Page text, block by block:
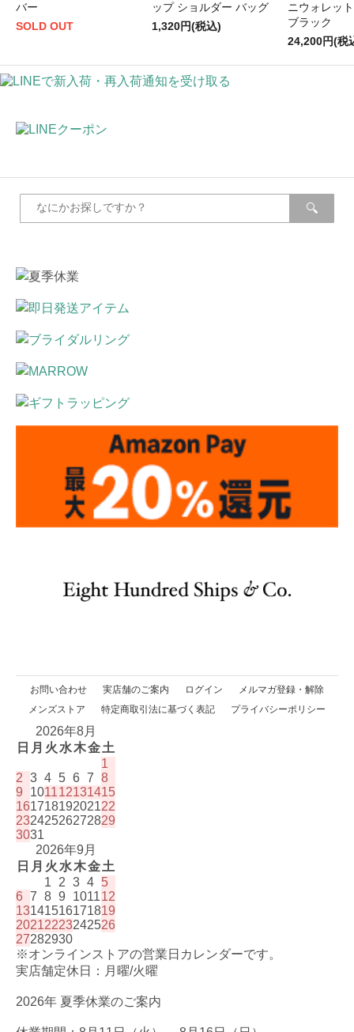
バー
SOLD OUT
ップ ショルダー バッグ
1,320円(税込)
ニウォレッ
ブラック
24,200円(税
お問い合わせ 実店舗のご案内 ログイン
メルマガ登録・解除
メンズストア
特定商取引法に基づく表記 プライバシーポリシー
2026年8月
日 月 火 水木金土
1
2 3 4 5 6 7 8
9
101112131415
16171819202122
23242526272829
3031
2026年9月
日 月 火 水木金土
1
2 3 4 5
6 7 8 9 101112
13141516171819
20212223242526
27282930
※オンラインストアの営業日カレンダーです。
実店舗定休日：月曜/火曜
2026年 夏季休業のご案内